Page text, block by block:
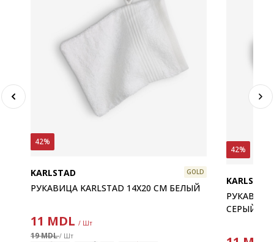
42%
KARLSTAD GOLD
РУКАВИЦА KARLSTAD 14X20 СМ БЕЛЫЙ
11 MDL / Шт
19 MDL/ Шт
42%
KARLSTAD
РУКАВИЦА
СЕРЫЙ